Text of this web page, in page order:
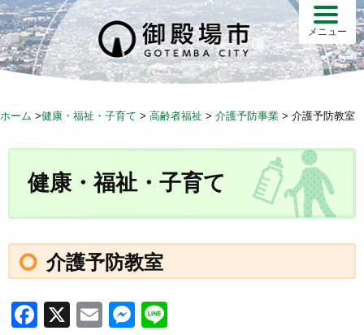
S
k
i
p
メニュー
ホーム >健康・福祉・子育て > 高齢者福祉 > 介護予防事業 > 介護予防教室
健康・福祉・子育て
介護予防教室
F
X
E
M